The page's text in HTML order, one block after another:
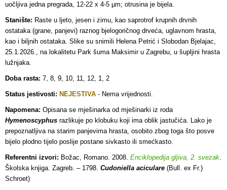
uočljiva jedna pregrada, 12-22 x 4-5 µm; otrusina je bijela.
Stanište: Raste u ljeto, jesen i zimu, kao saprotrof krupnih drvnih
ostataka (grane, panjevi) raznog bjelogoričnog drveća, uglavnom hrasta,
kao i biljnih ostataka. Slike su snimili Helena Petrić i Slobodan Bjelajac,
25.1.2026., na lokalitetu Park šuma Maksimir u Zagrebu, u šupljini hrasta
lužnjaka.
Doba rasta: 7, 8, 9, 10, 11, 12, 1, 2
Status jestivosti: NEJESTIVA - Nema vrijednosti.
Napomena: Opisana se mješinarka od mješinarki iz roda
Hymenoscyphus razlikuje po klobuku koji ima oblik jastučića. Lako je
prepoznatljiva na starim panjevima hrasta, osobito zbog toga što posve
bijelo plodno tijelo poslije postane sivkasto ili smećkasto.
Referentni izvori: Božac, Romano. 2008. Enciklopedija gljiva, 2. svezak.
Školska knjiga. Zagreb. – 1798. Cudoniella aciculare (Bull. ex Fr.)
Schroet)